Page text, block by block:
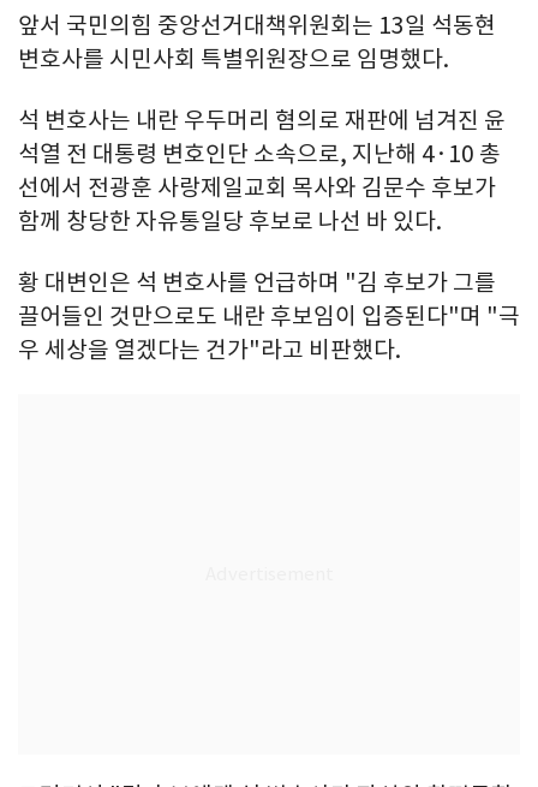
앞서 국민의힘 중앙선거대책위원회는 13일 석동현
변호사를 시민사회 특별위원장으로 임명했다.
석 변호사는 내란 우두머리 혐의로 재판에 넘겨진 윤
석열 전 대통령 변호인단 소속으로, 지난해 4·10 총
선에서 전광훈 사랑제일교회 목사와 김문수 후보가
함께 창당한 자유통일당 후보로 나선 바 있다.
황 대변인은 석 변호사를 언급하며 "김 후보가 그를
끌어들인 것만으로도 내란 후보임이 입증된다"며 "극
우 세상을 열겠다는 건가"라고 비판했다.